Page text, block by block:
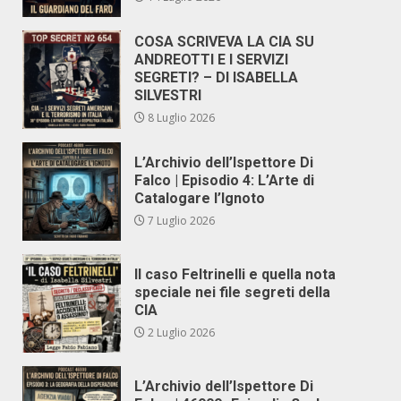
COSA SCRIVEVA LA CIA SU
ANDREOTTI E I SERVIZI
SEGRETI? – DI ISABELLA
SILVESTRI
8 Luglio 2026
L’Archivio dell’Ispettore Di
Falco | Episodio 4: L’Arte di
Catalogare l’Ignoto
7 Luglio 2026
Il caso Feltrinelli e quella nota
speciale nei file segreti della
CIA
2 Luglio 2026
L’Archivio dell’Ispettore Di